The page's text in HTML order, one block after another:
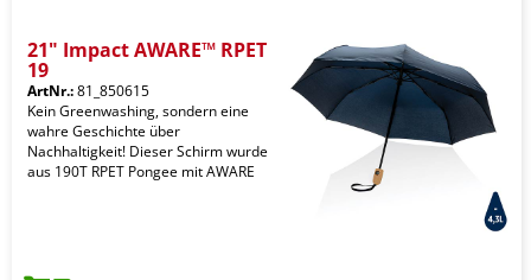
21" Impact AWARE™ RPET
19
ArtNr.:81_850615
Kein Greenwashing, sondern eine
wahre Geschichte über
Nachhaltigkeit! Dieser Schirm wurde
aus 190T RPET Pongee mit AWARE